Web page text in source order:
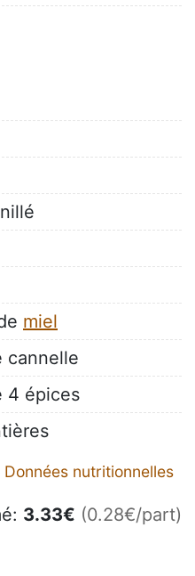
miel
cannelle
4 épices
Données nutritionnelles
3.33€ (0.28€/part)